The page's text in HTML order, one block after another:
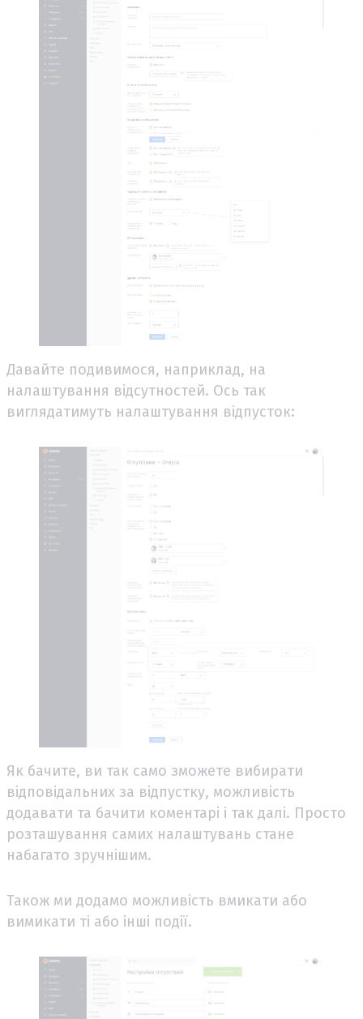
Давайте подивимося, наприклад, на
налаштування відсутностей. Ось так
виглядатимуть налаштування відпусток:
Як бачите, ви так само зможете вибирати
відповідальних за відпустку, можливість
додавати та бачити коментарі і так далі. Просто
розташування самих налаштувань стане
набагато зручнішим.
Також ми додамо можливість вмикати або
вимикати ті або інші події.